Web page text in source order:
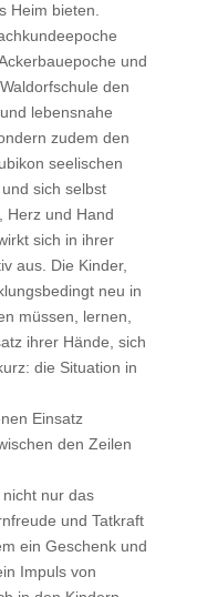
Heim bieten.
und
den
lebensnahe
zudem den
seelischen
sich selbst
Herz und Hand
sich in ihrer
aus. Die Kinder,
neu in
müssen, lernen,
ihrer Hände, sich
die Situation in
Einsatz
den Zeilen
nur das
und Tatkraft
ein Geschenk und
Impuls von